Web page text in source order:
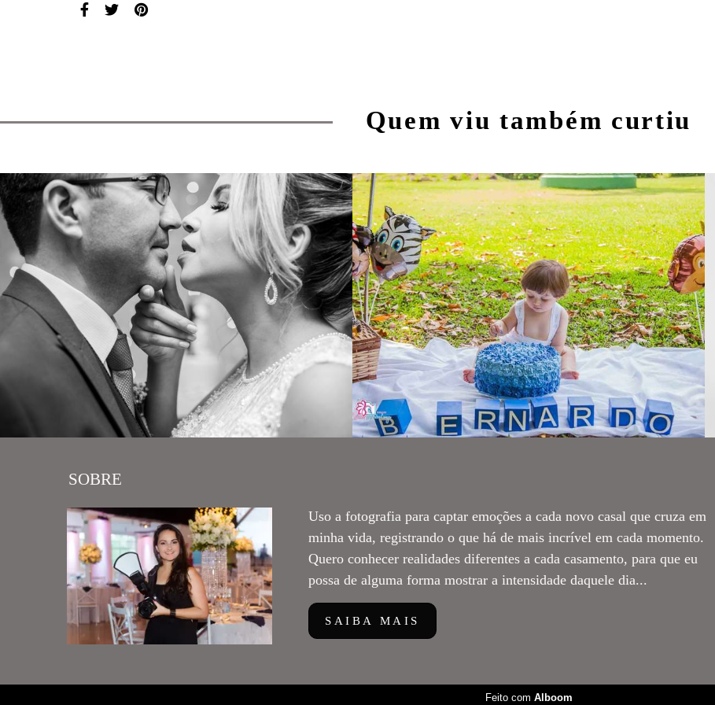
Quem viu também curtiu
SOBRE
Uso a fotografia para captar emoções a cada novo casal que cruza em
minha vida, registrando o que há de mais incrível em cada momento.
Quero conhecer realidades diferentes a cada casamento, para que eu
possa de alguma forma mostrar a intensidade daquele dia...
SAIBA MAIS
Feito com Alboom